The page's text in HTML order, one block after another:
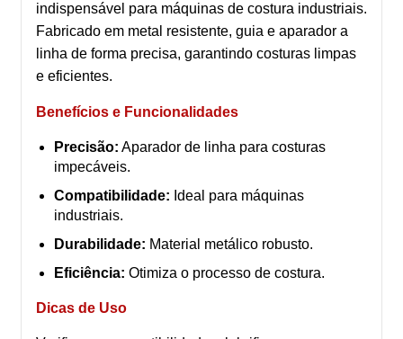
indispensável para máquinas de costura industriais.
Fabricado em metal resistente, guia e aparador a
linha de forma precisa, garantindo costuras limpas
e eficientes.
Benefícios e Funcionalidades
Precisão: Aparador de linha para costuras
impecáveis.
Compatibilidade: Ideal para máquinas
industriais.
Durabilidade: Material metálico robusto.
Eficiência: Otimiza o processo de costura.
Dicas de Uso